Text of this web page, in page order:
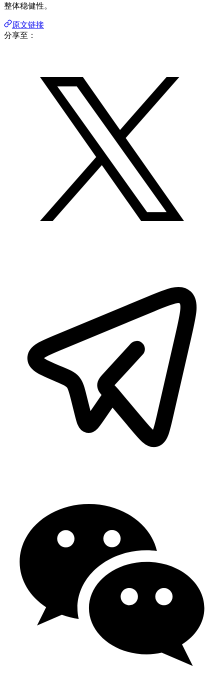
整体稳健性。
原文链接
分享至：